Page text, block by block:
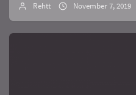
Rehtt November 7, 2019